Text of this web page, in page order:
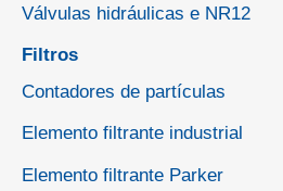
Válvulas hidráulicas e NR12
Filtros
Contadores de partículas
Elemento filtrante industrial
Elemento filtrante Parker